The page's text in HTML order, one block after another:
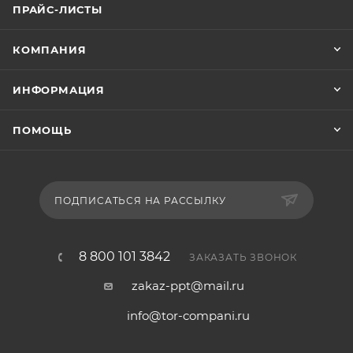
ПРАЙС-ЛИСТЫ
КОМПАНИЯ
ИНФОРМАЦИЯ
ПОМОЩЬ
ПОДПИСАТЬСЯ НА РАССЫЛКУ
8 800 101 3842 ЗАКАЗАТЬ ЗВОНОК
zakaz-ppt@mail.ru
info@tor-compani.ru